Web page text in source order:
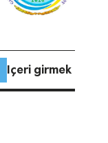
Içeri girmek